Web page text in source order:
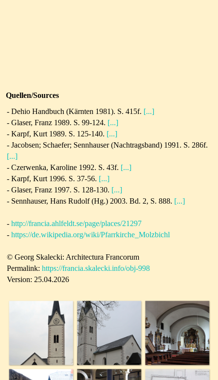
Quellen/Sources
- Dehio Handbuch (Kärnten 1981). S. 415f. [...]
- Glaser, Franz 1989. S. 99-124. [...]
- Karpf, Kurt 1989. S. 125-140. [...]
- Jacobsen; Schaefer; Sennhauser (Nachtragsband) 1991. S. 286f.
[...]
- Czerwenka, Karoline 1992. S. 43f. [...]
- Karpf, Kurt 1996. S. 37-56. [...]
- Glaser, Franz 1997. S. 128-130. [...]
- Sennhauser, Hans Rudolf (Hg.) 2003. Bd. 2, S. 888. [...]
- http://francia.ahlfeldt.se/page/places/21297
- https://de.wikipedia.org/wiki/Pfarrkirche_Molzbichl
© Georg Skalecki: Architectura Francorum
Permalink: https://francia.skalecki.info/obj-998
Version: 25.04.2026